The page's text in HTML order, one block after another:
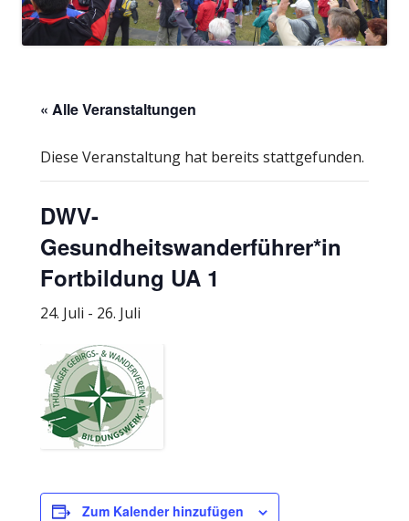
« Alle Veranstaltungen
Diese Veranstaltung hat bereits stattgefunden.
DWV-
Gesundheitswanderführer*in
Fortbildung UA 1
24. Juli - 26. Juli
Zum Kalender hinzufügen